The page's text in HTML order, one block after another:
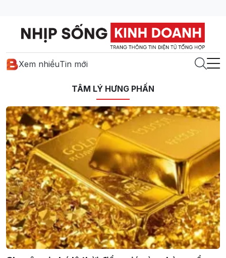
Xem nhiềuTin mới
TÂM LÝ HƯNG PHẤN